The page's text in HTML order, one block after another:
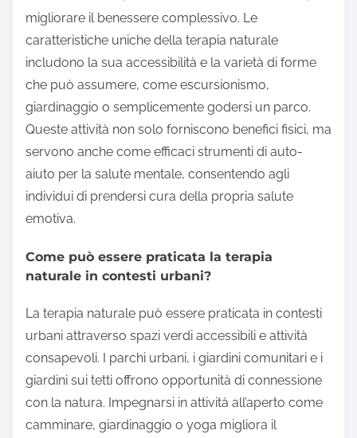
migliorare il benessere complessivo. Le
caratteristiche uniche della terapia naturale
includono la sua accessibilità e la varietà di forme
che può assumere, come escursionismo,
giardinaggio o semplicemente godersi un parco.
Queste attività non solo forniscono benefici fisici, ma
servono anche come efficaci strumenti di auto-
aiuto per la salute mentale, consentendo agli
individui di prendersi cura della propria salute
emotiva.
Come può essere praticata la terapia
naturale in contesti urbani?
La terapia naturale può essere praticata in contesti
urbani attraverso spazi verdi accessibili e attività
consapevoli. I parchi urbani, i giardini comunitari e i
giardini sui tetti offrono opportunità di connessione
con la natura. Impegnarsi in attività all’aperto come
camminare, giardinaggio o yoga migliora il